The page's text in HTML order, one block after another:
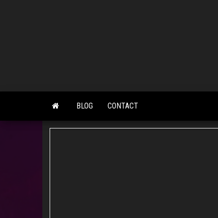
BLOG CONTACT